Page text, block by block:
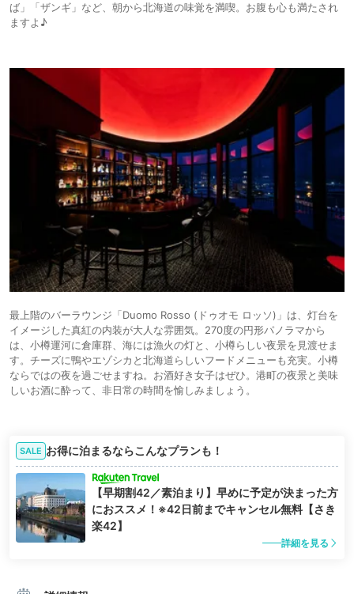
ば」「ザンギ」など、朝から北海道の味覚を満喫。お腹も心も満たされ
ますよ♪
最上階のバーラウンジ「Duomo Rosso (ドゥオモ ロッソ)」は、灯台を
イメージした真紅の内装が大人な雰囲気。270度の円形パノラマから
は、小樽運河に倉庫群、海には漁火の灯と、小樽らしい夜景を見渡せま
す。チーズに鴨やエゾシカと北海道らしいフードメニューも充実。小樽
ならではの夜を過ごせますね。お酒好き女子はぜひ。港町の夜景と美味
しいお酒に酔って、非日常の時間を愉しみましょう。
SALE お得に泊まるならこんなプランも！
【早期割42／素泊まり】早めに予定が決まった方
におススメ！※42日前までキャンセル無料【さき
楽42】
詳細を見る